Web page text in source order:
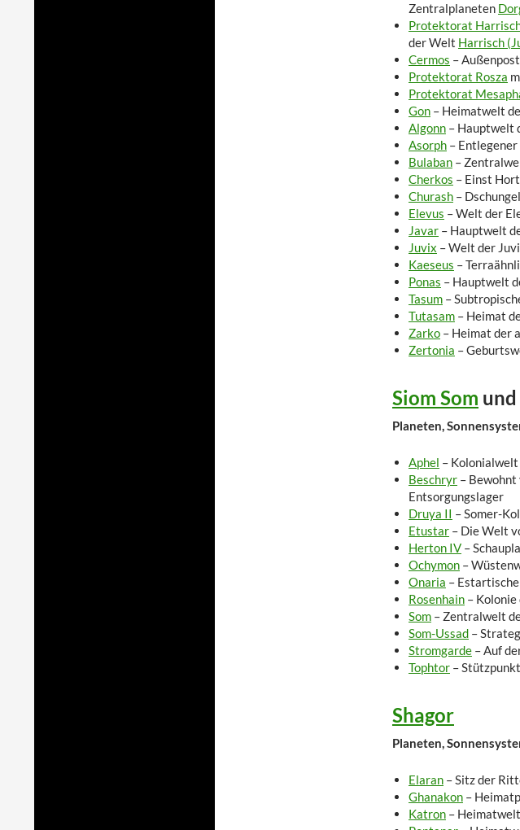
Zentralplaneten
Protektorat
der Welt Harrisch
Cermos –
Protektorat Rosza
Protektorat
Gon– Heimatwelt
Algonn– Hauptwelt
Asorph– Entlegener
Bulaban–
Cherkos – Einst
Churash–
Elevus – Welt der
Javar– Hauptwelt
Juvix – Welt der
Kaeseus –
Ponas – Hauptwelt
Tasum–
Tutasam– Heimat
Zarko– Heimat der
Zertonia –
Siom Som
Planeten,
Aphel –
Beschryr– Bewohnt
Entsorgungslager
Druya II – Somer-
Etustar– Die Welt
Herton IV–
Ochymon–
Onaria –
Rosenhain– Kolonie
Som– Zentralwelt
Som-Ussad–
Stromgarde– Auf
Tophtor–
Shagor
Planeten,
Elaran– Sitz der
Ghanakon–
Katron–